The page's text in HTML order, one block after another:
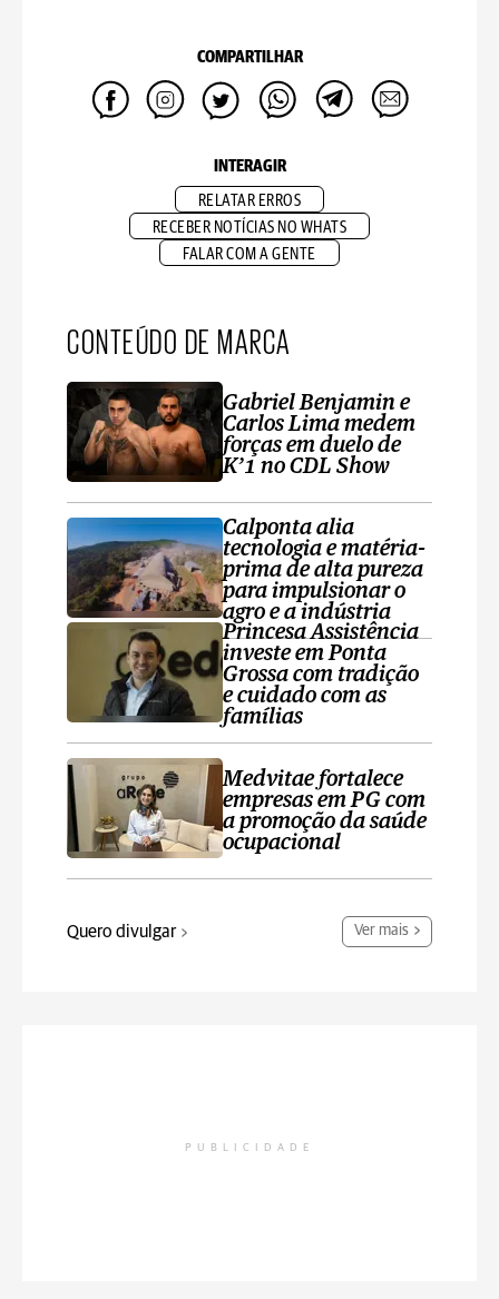
COMPARTILHAR
INTERAGIR
RELATAR ERROS
RECEBER NOTÍCIAS NO WHATS
FALAR COM A GENTE
CONTEÚDO DE MARCA
Gabriel Benjamin e
Carlos Lima medem
forças em duelo de
K’1 no CDL Show
Calponta alia
tecnologia e matéria-
prima de alta pureza
para impulsionar o
agro e a indústria
Princesa Assistência
investe em Ponta
Grossa com tradição
e cuidado com as
famílias
Medvitae fortalece
empresas em PG com
a promoção da saúde
ocupacional
Quero divulgar Ver mais
PUBLICIDADE